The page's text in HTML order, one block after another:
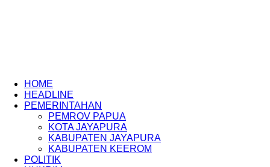
HOME
HEADLINE
PEMERINTAHAN
PEMROV PAPUA
KOTA JAYAPURA
KABUPATEN JAYAPURA
KABUPATEN KEEROM
POLITIK